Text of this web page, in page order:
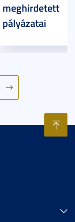
meghirdetett
pályázatai